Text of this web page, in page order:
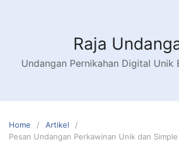
Raja
Undangan Pernikahan Digital Unik
Home
Artikel
Pesan Undangan Perkawinan Unik dan